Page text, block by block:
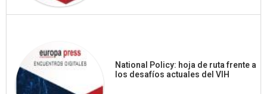
National Policy: hoja de ruta frente a
los desafíos actuales del VIH